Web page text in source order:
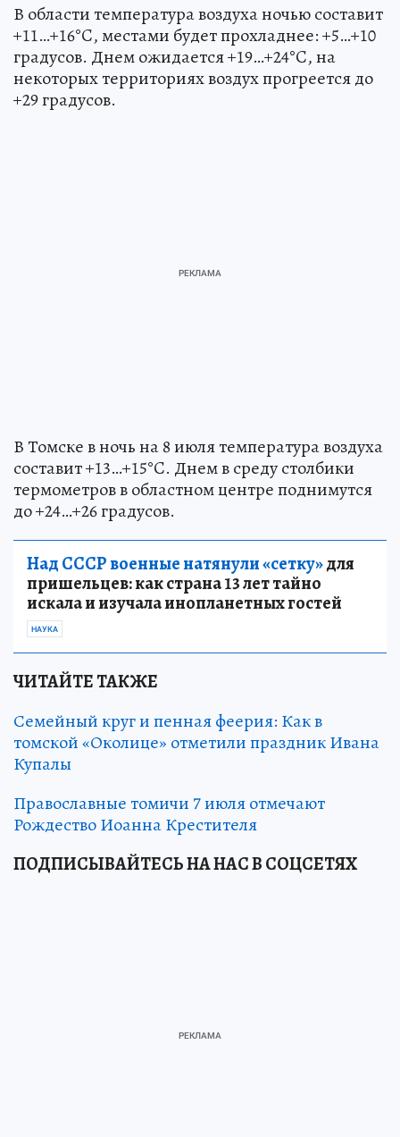
В области температура воздуха ночью составит
+11…+16°C, местами будет прохладнее: +5…+10
градусов. Днем ожидается +19…+24°C, на
некоторых территориях воздух прогреется до
+29 градусов.
В Томске в ночь на 8 июля температура воздуха
составит +13…+15°C. Днем в среду столбики
термометров в областном центре поднимутся
до +24…+26 градусов.
Над СССР военные натянули «сетку»для
пришельцев: как страна 13 лет тайно
искала и изучала инопланетных гостей
НАУКА
ЧИТАЙТЕ ТАКЖЕ
Семейный круг и пенная феерия: Как в
томской «Околице» отметили праздник Ивана
Купалы
Православные томичи 7 июля отмечают
Рождество Иоанна Крестителя
ПОДПИСЫВАЙТЕСЬ НА НАС В СОЦСЕТЯХ